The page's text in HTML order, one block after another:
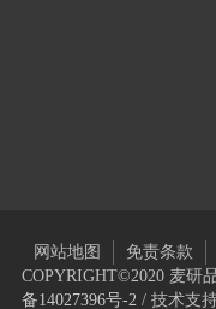
网站地图 免责条款
COPYRIGHT©2020 麦研
备14027396号-2/ 技术支